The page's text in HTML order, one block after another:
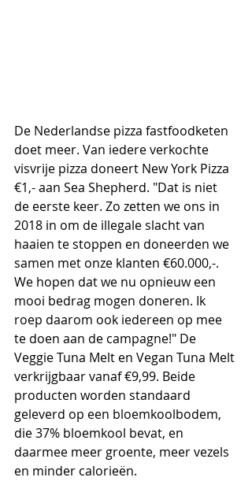
De Nederlandse pizza fastfoodketen
doet meer. Van iedere verkochte
visvrije pizza doneert New York Pizza
€1,- aan Sea Shepherd. "Dat is niet
de eerste keer. Zo zetten we ons in
2018 in om de illegale slacht van
haaien te stoppen en doneerden we
samen met onze klanten €60.000,-.
We hopen dat we nu opnieuw een
mooi bedrag mogen doneren. Ik
roep daarom ook iedereen op mee
te doen aan de campagne!" De
Veggie Tuna Melt en Vegan Tuna Melt
verkrijgbaar vanaf €9,99. Beide
producten worden standaard
geleverd op een bloemkoolbodem,
die 37% bloemkool bevat, en
daarmee meer groente, meer vezels
en minder calorieën.